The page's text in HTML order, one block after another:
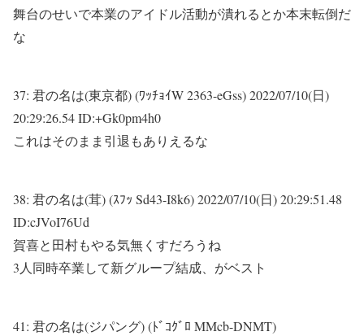
舞台のせいで本業のアイドル活動が潰れるとか本末転倒だ
な
37: 君の名は(東京都) (ﾜｯﾁｮｲW 2363-eGss)2022/07/10(日)
20:29:26.54 ID:+Gk0pm4h0
これはそのまま引退もありえるな
38: 君の名は(茸) (ｽﾌｯ Sd43-I8k6)2022/07/10(日) 20:29:51.48
ID:cJVoI76Ud
賀喜と田村もやる気無くすだろうね
3人同時卒業して新グループ結成、がベスト
41: 君の名は(ジパング) (ﾄﾞｺｸﾞﾛ MMcb-DNMT)